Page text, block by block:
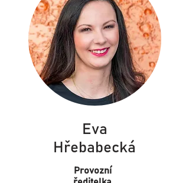
Eva
Hřebabecká
Provozní